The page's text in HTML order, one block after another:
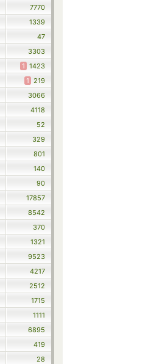
7770
1339
47
3303
1 1423
1 219
3066
4118
52
329
801
140
90
17857
8542
370
1321
9523
4217
2512
1715
1111
6895
419
28